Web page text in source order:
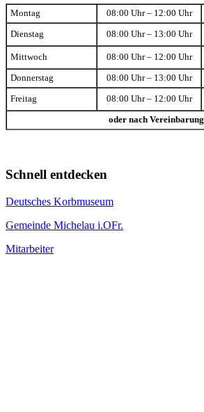
Montag 08:00 Uhr – 12:00 Uhr
Dienstag 08:00 Uhr – 13:00 Uhr
Mittwoch 08:00 Uhr – 12:00 Uhr
Donnerstag 08:00 Uhr – 13:00 Uhr
Freitag 08:00 Uhr – 12:00 Uhr
oder nach Vereinbarung
Schnell entdecken
Deutsches Korbmuseum
Gemeinde Michelau i.OFr.
Mitarbeiter